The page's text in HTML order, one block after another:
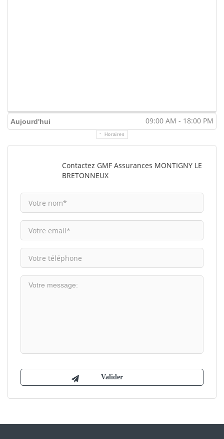
Aujourd'hui 09:00 AM - 18:00 PM
Horaires
Contactez GMF Assurances MONTIGNY LE
BRETONNEUX